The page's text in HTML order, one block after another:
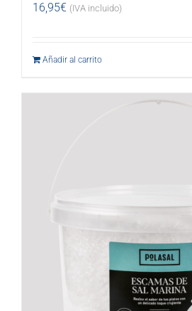
16,95€ (IVA incluido)
Añadir al carrito